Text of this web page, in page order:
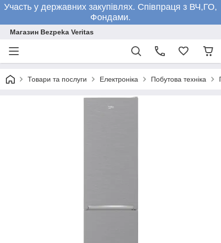
Участь у державних закупівлях. Співпраця з ВЧ,ГО,
Фондами.
Магазин Bezpeka Veritas
Товари та послуги Електроніка Побутова техніка